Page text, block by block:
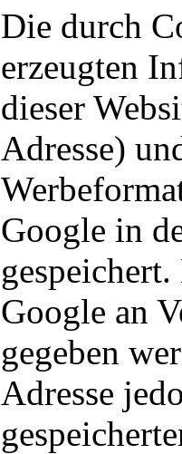
Die durch
erzeugten
dieser
Adresse)
Google in
Google an
gegeben
Adresse